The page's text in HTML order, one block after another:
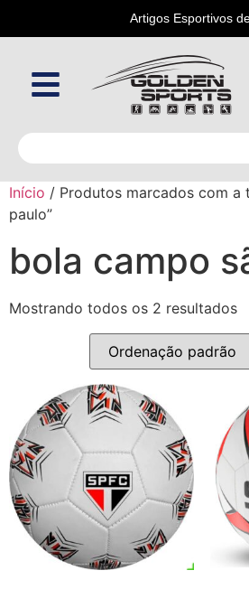
Artigos Esportivos de Todos
Início / Produtos marcados com a
paulo”
bola campo
Mostrando todos os 2 resultados